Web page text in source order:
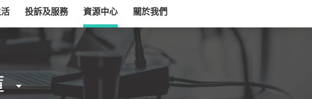
投訴及服務 資源中心 關於我們